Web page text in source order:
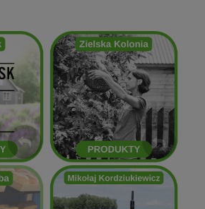
Dworzysk
ZOBACZ
Zielska Kolonia